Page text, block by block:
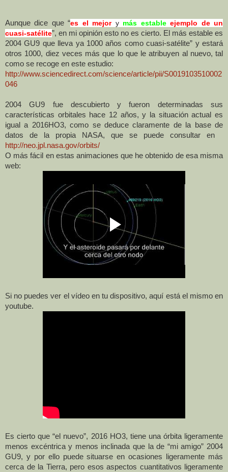
Aunque dice que “es el mejor y más estable ejemplo de un
cuasi-satélite”, en mi opinión esto no es cierto. El más estable es
2004 GU9 que lleva ya 1000 años como cuasi-satélite” y estará
otros 1000, diez veces más que lo que le atribuyen al nuevo, tal
como se recoge en este estudio:
http://www.sciencedirect.com/science/article/pii/S0019103510002
046
2004 GU9 fue descubierto y fueron determinadas sus
características orbitales hace 12 años, y la situación actual es
igual a 2016HO3, como se deduce claramente de la base de
datos de la propia NASA, que se puede consultar en
http://neo.jpl.nasa.gov/orbits/
O más fácil en estas animaciones que he obtenido de esa misma
web:
Si no puedes ver el vídeo en tu dispositivo, aquí está el mismo en
youtube.
Es cierto que “el nuevo”, 2016 HO3, tiene una órbita ligeramente
menos excéntrica y menos inclinada que la de “mi amigo” 2004
GU9, y por ello puede situarse en ocasiones ligeramente más
cerca de la Tierra, pero esos aspectos cuantitativos ligeramente